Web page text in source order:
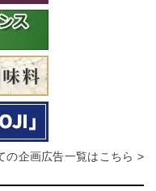
の企画広告一覧はこちら >